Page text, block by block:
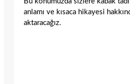
anlamı ve kısaca hikayesi
aktaracağız.